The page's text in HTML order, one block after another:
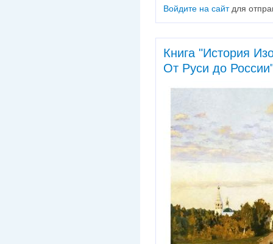
Войдите на сайтдля
Книга "История
От Руси до